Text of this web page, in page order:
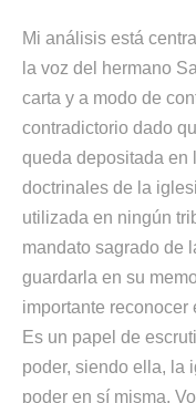
Mi análisis está
la voz del hermano
carta y a modo de
contradictorio dado
queda depositada en
doctrinales de la
utilizada en ningún
mandato sagrado de
guardarla en su
importante
Es un papel de
poder, siendo ella, la
poder en sí misma.